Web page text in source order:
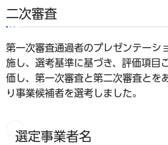
二次審査
第一次審査通過者のプレゼンテーシ
施し、選考基準に基づき、評価項目
価し、第一次審査と第二次審査とを
り事業候補者を選考しました。
選定事業者名